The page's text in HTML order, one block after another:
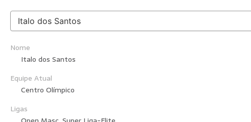
Nome
Italo dos Santos
Equipe Atual
Centro Olímpico
Ligas